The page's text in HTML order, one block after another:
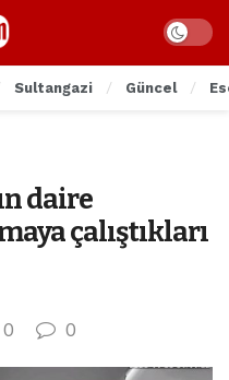
Sultangazi Güncel
daire
çalıştıkları
0 0